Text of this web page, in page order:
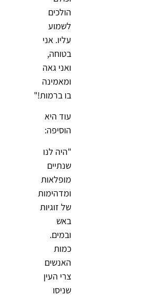
הולכים
לשמוע
עליו. אני
בטוחה,
ואני גאה
ומאמינה
בו ברמות!"
עוד היא
הוסיפה:
"היה לנו
שנתיים
מופלאות
ומדהימות
של זוגיות
באש
ובמים.
כמות
האנשים
צרי העין
שניסו